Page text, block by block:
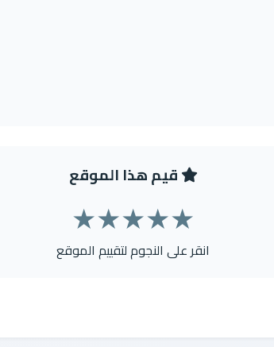
قيم هذا الموقع
★
★
★
★
★
انقر على النجوم لتقييم الموقع